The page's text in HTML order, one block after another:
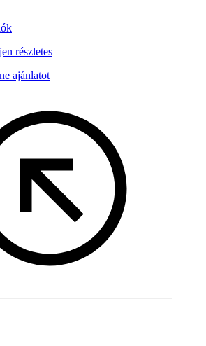
részletes
ajánlatot